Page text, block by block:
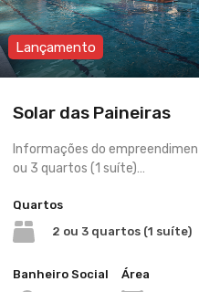
Lançamento
Solar das Paineiras
Informações do
ou 3 quartos (1 suíte)…
Quartos
2 ou 3 quartos (1 suíte)
Banheiro Social
Área